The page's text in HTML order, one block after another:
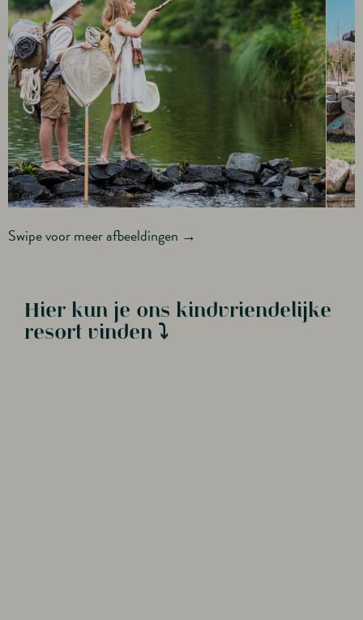
Swipe voor meer afbeeldingen →
Hier kun je ons kindvriendelijke
resort vinden ⤵